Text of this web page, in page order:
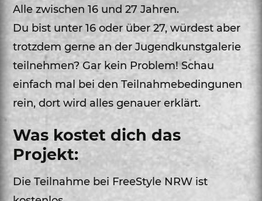
Alle zwischen 16 und 27 Jahren.
Du bist unter 16 oder über 27, würdest aber
trotzdem gerne an der Jugendkunstgalerie
teilnehmen? Gar kein Problem! Schau
einfach mal bei den Teilnahmebedingunen
rein, dort wird alles genauer erklärt.
Was kostet dich das
Projekt:
Die Teilnahme bei FreeStyle NRW ist